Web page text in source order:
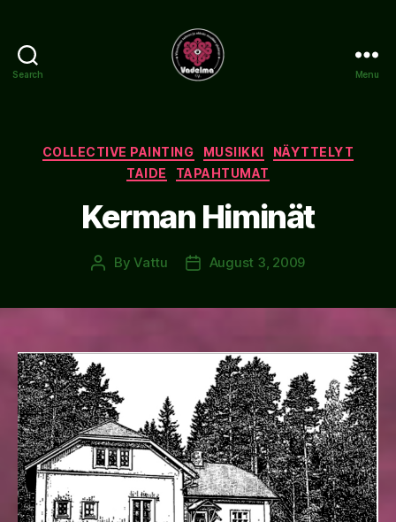
Search Menu
Categories
COLLECTIVE PAINTING MUSIIKKI
NÄYTTELYT
TAIDE
TAPAHTUMAT
Kerman Himinät
PostByVattu
PostAugust 3, 2009